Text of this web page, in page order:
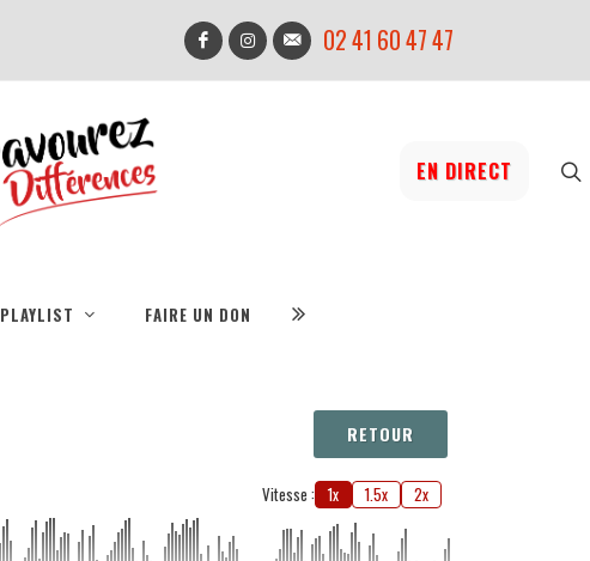
02 41 60 47 47
EN DIRECT
PLAYLIST FAIRE UN DON
RETOUR
Vitesse : 1x 1.5x 2x